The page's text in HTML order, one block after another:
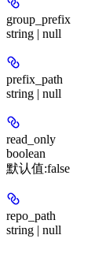
group_prefix
string | null
prefix_path
string | null
read_only
boolean
默认值:false
repo_path
string | null